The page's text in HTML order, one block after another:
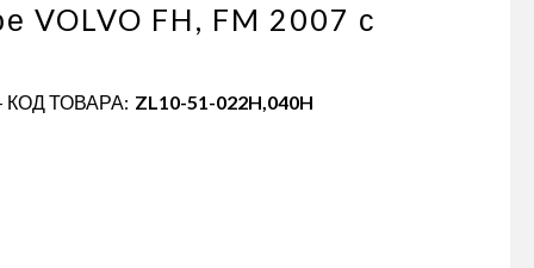
VOLVO FH, FM 2007 с
КОД ТОВАРА: ZL10-51-022H,040H